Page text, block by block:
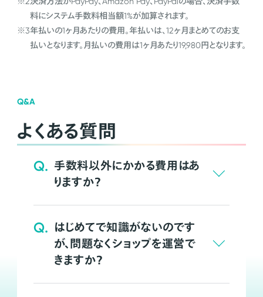
料にシステム手数料相当額1%が加算されます。
※3年払いの1ヶ月あたりの費用。年払いは、12ヶ月まとめてのお支
払いとなります。月払いの費用は1ヶ月あたり19,980円となります。
Q&A
よくある質問
Q. 手数料以外にかかる費用はあ
りますか？
Q. はじめてで知識がないのです
が、問題なくショップを運営で
きますか？